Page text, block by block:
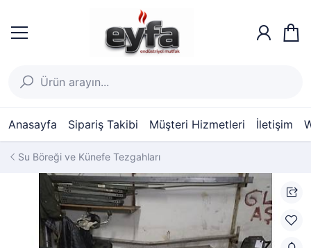
Anasayfa Sipariş Takibi Müşteri Hizmetleri İletişim
Su Böreği ve Künefe Tezgahları